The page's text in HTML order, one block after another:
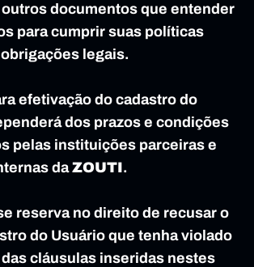
documentos que entender
para cumprir suas políticas
legais.
efetivação do cadastro do
dos prazos e condições
pelas instituições parceiras e
da ZOUTI.
reserva no direito de recusar o
do Usuário que tenha violado
cláusulas inseridas nestes